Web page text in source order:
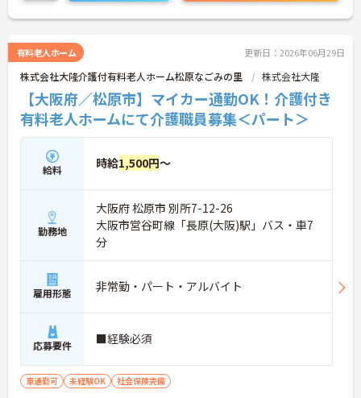
有料老人ホーム 更新日：2026年06月29日
株式会社大隆介護付有料老人ホーム松原なごみの里 株式会社大隆
【大阪府／松原市】マイカー通勤OK！介護付き
有料老人ホームにて介護職員募集＜パート＞
給料 時給1,500円～
勤務地
大阪府 松原市 別所7-12-26
大阪市営谷町線「長原(大阪)駅」バス・車7
分
雇用形態 非常勤・パート・アルバイト
応募要件 ■経験必須
車通勤可 未経験OK 社会保険完備